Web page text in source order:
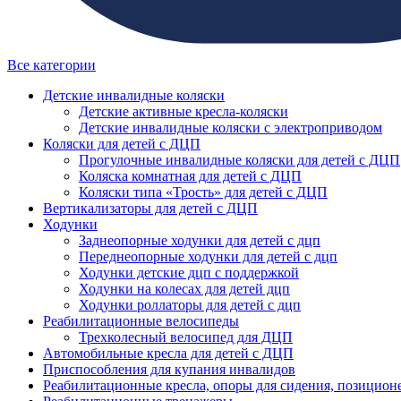
Все категории
Детские инвалидные коляски
Детские активные кресла-коляски
Детские инвалидные коляски с электроприводом
Коляски для детей с ДЦП
Прогулочные инвалидные коляски для детей с ДЦП
Коляска комнатная для детей с ДЦП
Коляски типа «Трость» для детей с ДЦП
Вертикализаторы для детей с ДЦП
Ходунки
Заднеопорные ходунки для детей с дцп
Переднеопорные ходунки для детей с дцп
Ходунки детские дцп с поддержкой
Ходунки на колесах для детей дцп
Ходунки роллаторы для детей с дцп
Реабилитационные велосипеды
Трехколесный велосипед для ДЦП
Автомобильные кресла для детей с ДЦП
Приспособления для купания инвалидов
Реабилитационные кресла, опоры для сидения,